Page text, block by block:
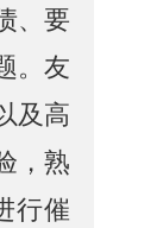
、要
。友
及高
，熟
行催